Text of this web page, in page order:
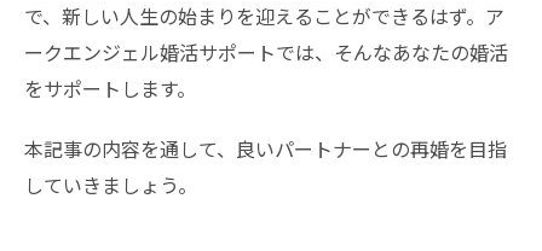
で、新しい人生の始まりを迎えることができるはず。ア
ークエンジェル婚活サポートでは、そんなあなたの婚活
をサポートします。
本記事の内容を通して、良いパートナーとの再婚を目指
していきましょう。